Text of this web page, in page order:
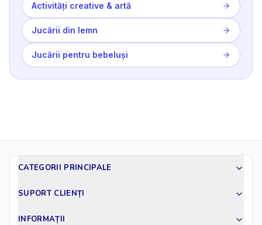
Activități creative & artă
Jucării din lemn
Jucării pentru bebeluși
CATEGORII PRINCIPALE
SUPORT CLIENȚI
INFORMAȚII